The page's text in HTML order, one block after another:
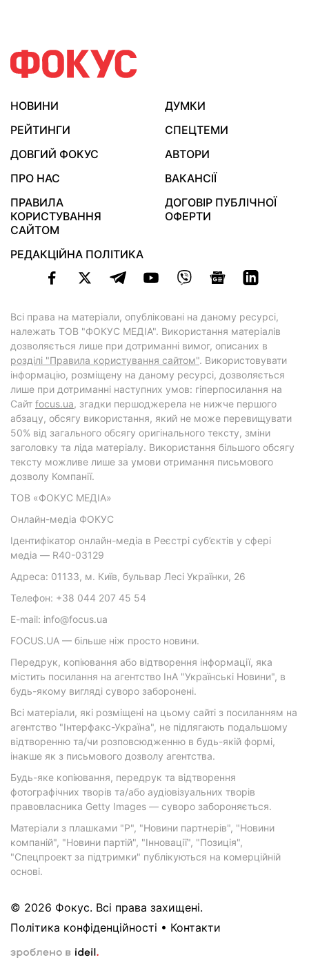
НОВИНИ
ДУМКИ
РЕЙТИНГИ
СПЕЦТЕМИ
ДОВГИЙ ФОКУС
АВТОРИ
ПРО НАС
ВАКАНСІЇ
ПРАВИЛА
КОРИСТУВАННЯ
САЙТОМ
ДОГОВІР ПУБЛІЧНОЇ
ОФЕРТИ
РЕДАКЦІЙНА ПОЛІТИКА
Всі права на матеріали, опубліковані на даному ресурсі,
належать ТОВ "ФОКУС МЕДІА". Використання матеріалів
дозволяється лише при дотриманні вимог, описаних в
розділі "Правила користування сайтом". Використовувати
інформацію, розміщену на даному ресурсі, дозволяється
лише при дотриманні наступних умов: гіперпосилання на
Cайт focus.ua, згадки першоджерела не нижче першого
абзацу, обсягу використання, який не може перевищувати
50% від загального обсягу оригінального тексту, зміни
заголовку та ліда матеріалу. Використання більшого обсягу
тексту можливе лише за умови отримання письмового
дозволу Компанії.
ТОВ «ФОКУС МЕДІА»
Онлайн-медіа ФОКУС
Ідентифікатор онлайн-медіа в Реєстрі суб’єктів у сфері
медіа — R40-03129
Адреса: 01133, м. Київ, бульвар Лесі Українки, 26
Телефон: +38 044 207 45 54
E-mail: info@focus.ua
FOCUS.UA — більше ніж просто новини.
Передрук, копіювання або відтворення інформації, яка
містить посилання на агентство ІнА "Українські Новини", в
будь-якому вигляді суворо заборонені.
Всі матеріали, які розміщені на цьому сайті з посиланням на
агентство "Інтерфакс-Україна", не підлягають подальшому
відтворенню та/чи розповсюдженню в будь-якій формі,
інакше як з письмового дозволу агентства.
Будь-яке копіювання, передрук та відтворення
фотографічних творів та/або аудіовізуальних творів
правовласника Getty Images — суворо забороняється.
Матеріали з плашками "Р", "Новини партнерів", "Новини
компаній", "Новини партій", "Інновації", "Позиція",
"Спецпроект за підтримки" публікуються на комерційній
основі.
© 2026 Фокус. Всі права захищені.
Політика конфіденційності • Контакти